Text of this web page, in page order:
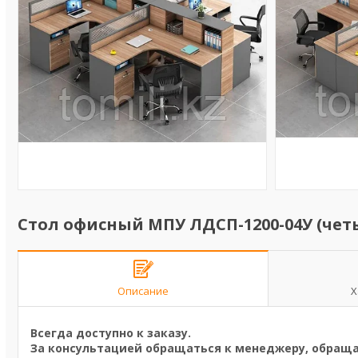
Стол офисный МПУ ЛДСП-1200-04У
Описание
Всегда доступно к заказу.
За консультацией обращаться к менеджеру,